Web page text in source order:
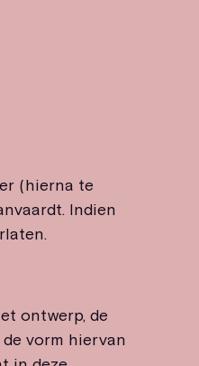
(hierna te
Indien
ontwerp, de
de vorm hiervan